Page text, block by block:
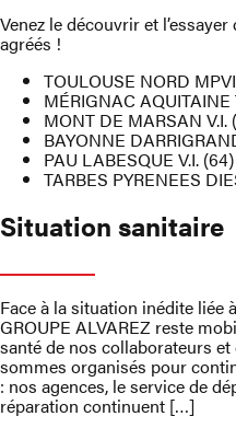
Venez le découvrir et
agréés !
TOULOUSE NORD
MÉRIGNAC
MONT DE MARSAN V.I.
BAYONNE
PAU LABESQUE V.I. (64)
TARBES PYRENEES
Situation sanitaire
Face à la situation inédite liée
GROUPE ALVAREZ reste
santé de nos collaborateurs
sommes organisés pour
: nos agences, le service de
réparation continuent […]